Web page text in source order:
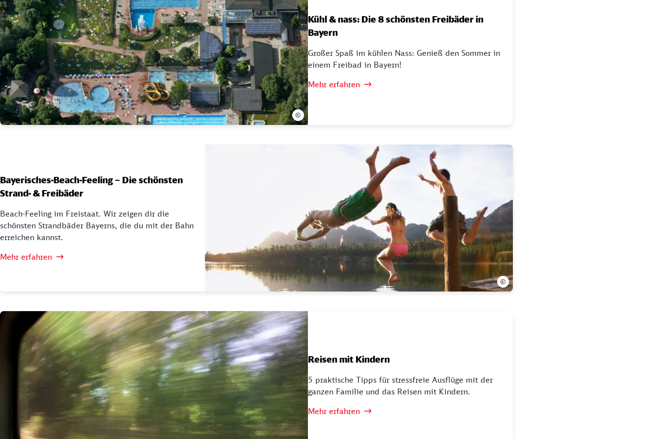
Kühl & nass: Die 8 schönsten Freibäder in
Bayern
Großer Spaß im kühlen Nass: Genieß den Sommer in
einem Freibad in Bayern!
Mehr erfahren
©
Bayerisches-Beach-Feeling – Die schönsten
Strand- & Freibäder
Beach-Feeling im Freistaat. Wir zeigen dir die
schönsten Strandbäder Bayerns, die du mit der Bahn
erreichen kannst.
Mehr erfahren
©
Reisen mit Kindern
5 praktische Tipps für stressfreie Ausflüge mit der
ganzen Familie und das Reisen mit Kindern.
Mehr erfahren